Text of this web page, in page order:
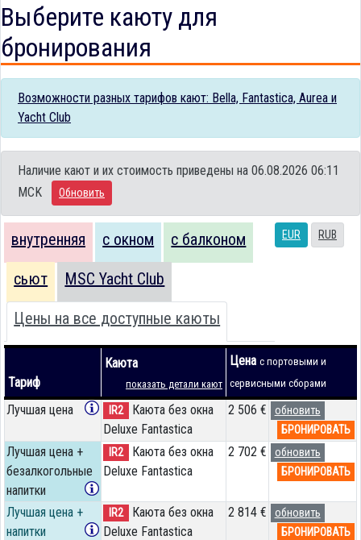
Выберите каюту для
бронирования
Возможности разных тарифов кают: Bella, Fantastica, Aurea и
Yacht Club
Наличие кают и их стоимость приведены на 06.08.2026 06:11
MCK
Обновить
EUR RUB
внутренняя с окном с балконом
сьют MSC Yacht Club
Цены на все доступные каюты
Тариф
Каюта
показать детали кают
Цена с портовыми и
сервисными сборами
Лучшая цена IR2
Каюта без окна
Deluxe Fantastica
2 506 €
обновить
БРОНИРОВАТЬ
Лучшая цена +
безалкогольные
напитки
IR2
Каюта без окна
Deluxe Fantastica
2 702 €
обновить
БРОНИРОВАТЬ
Лучшая цена +
напитки
IR2
Каюта без окна
Deluxe Fantastica
2 814 €
обновить
БРОНИРОВАТЬ